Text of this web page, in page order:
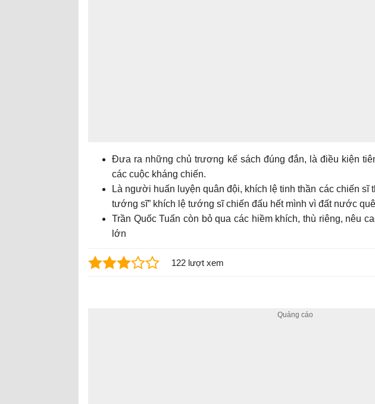
Đưa ra những chủ trương kế sách đúng đắn, là điều kiện
các cuộc kháng chiến.
Là người huấn luyện quân đội, khích lệ tinh thần các chiến sĩ
tướng sĩ” khích lệ tướng sĩ chiến đấu hết mình vì đất nước
Trần Quốc Tuấn còn bỏ qua các hiềm khích, thù riêng, nêu
lớn
122 lượt xem